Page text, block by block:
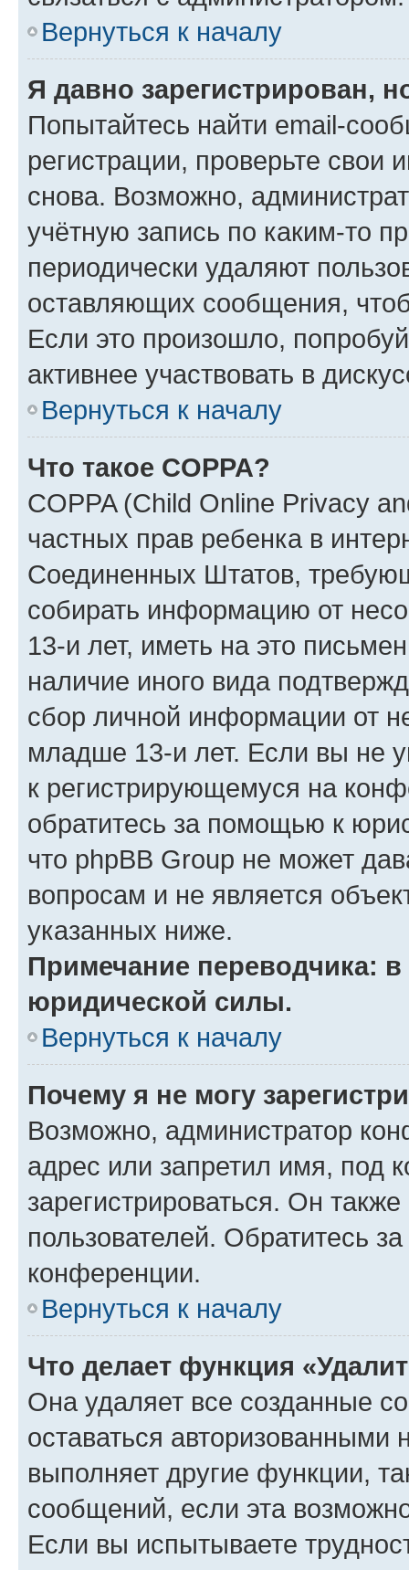
Вернуться к началу
Я давно зарегистрирован,
Попытайтесь найти email-
регистрации, проверьте свои
снова. Возможно,
учётную запись по каким-то
периодически удаляют
оставляющих сообщения,
Если это произошло,
активнее участвовать в
Вернуться к началу
Что такое COPPA?
COPPA (Child Online Privacy
частных прав ребенка в
Соединенных Штатов,
собирать информацию от
13-и лет, иметь на это
наличие иного вида
сбор личной информации от
младше 13-и лет. Если вы не
к регистрирующемуся на
обратитесь за помощью к
что phpBB Group не может
вопросам и не является
указанных ниже.
Примечание переводчика:
юридической силы.
Вернуться к началу
Почему я не могу
Возможно, администратор
адрес или запретил имя, под
зарегистрироваться. Он
пользователей. Обратитесь
конференции.
Вернуться к началу
Что делает функция
Она удаляет все созданные
оставаться авторизованными
выполняет другие функции,
сообщений, если эта
Если вы испытываете